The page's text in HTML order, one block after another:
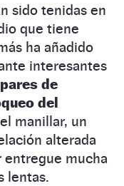
sido tenidas en
que tiene
ha añadido
interesantes
de
del
manillar, un
alterada
entregue mucha
lentas.